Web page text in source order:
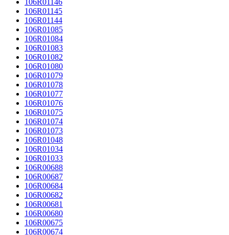
106R01146
106R01145
106R01144
106R01085
106R01084
106R01083
106R01082
106R01080
106R01079
106R01078
106R01077
106R01076
106R01075
106R01074
106R01073
106R01048
106R01034
106R01033
106R00688
106R00687
106R00684
106R00682
106R00681
106R00680
106R00675
106R00674